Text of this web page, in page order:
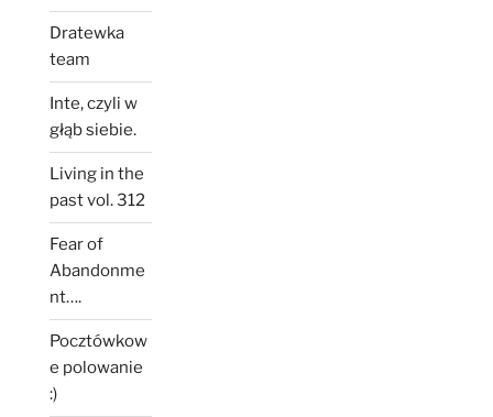
Dratewka
team
Inte, czyli w
głąb siebie.
Living in the
past vol. 312
Fear of
Abandonme
nt….
Pocztówkow
e polowanie
:)